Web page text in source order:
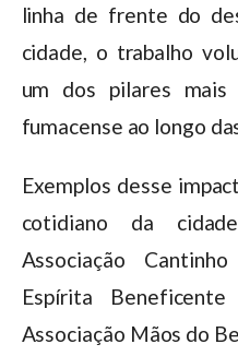
linha de frente do
cidade, o trabalho
um dos pilares mais
fumacense ao longo
Exemplos desse
cotidiano da
Associação
Espírita
Associação Mãos do